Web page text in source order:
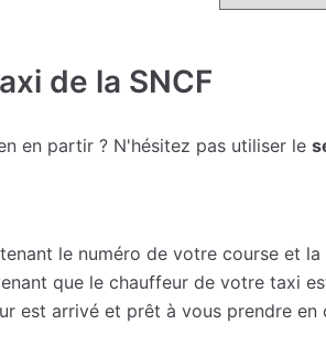
de la SNCF
en partir ? N'hésitez pas utiliser le
le numéro de votre course et
que le chauffeur de votre taxi
est arrivé et prêt à vous prendre en